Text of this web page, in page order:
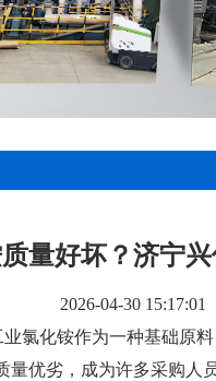
量好坏？济宁
2026-04-30 15:17:01
氯化铵作为一种基础原
优劣，成为许多采购